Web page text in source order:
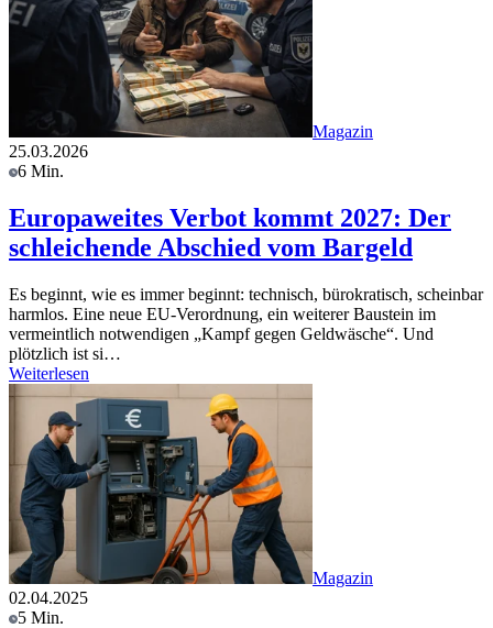
Magazin
25.03.2026
6 Min.
Europaweites Verbot kommt 2027: Der
schleichende Abschied vom Bargeld
Es beginnt, wie es immer beginnt: technisch, bürokratisch, scheinbar
harmlos. Eine neue EU-Verordnung, ein weiterer Baustein im
vermeintlich notwendigen „Kampf gegen Geldwäsche“. Und
plötzlich ist si…
Weiterlesen
Magazin
02.04.2025
5 Min.